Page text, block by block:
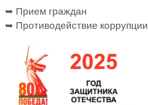
➥ Прием граждан
➥ Противодействие коррупции